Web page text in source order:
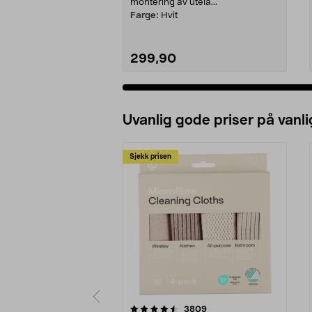
montering av utela...
Farge: Hvit
299,90
Uvanlig gode priser på
Sjekk prisen
3809anmeldelser
4.5av 5 stjerner